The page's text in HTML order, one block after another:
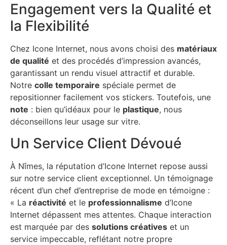
Engagement vers la Qualité et
la Flexibilité
Chez Icone Internet, nous avons choisi des matériaux
de qualité et des procédés d’impression avancés,
garantissant un rendu visuel attractif et durable.
Notre colle temporaire spéciale permet de
repositionner facilement vos stickers. Toutefois, une
note : bien qu’idéaux pour le plastique, nous
déconseillons leur usage sur vitre.
Un Service Client Dévoué
À Nîmes, la réputation d’Icone Internet repose aussi
sur notre service client exceptionnel. Un témoignage
récent d’un chef d’entreprise de mode en témoigne :
« La réactivité et le professionnalisme d’Icone
Internet dépassent mes attentes. Chaque interaction
est marquée par des solutions créatives et un
service impeccable, reflétant notre propre